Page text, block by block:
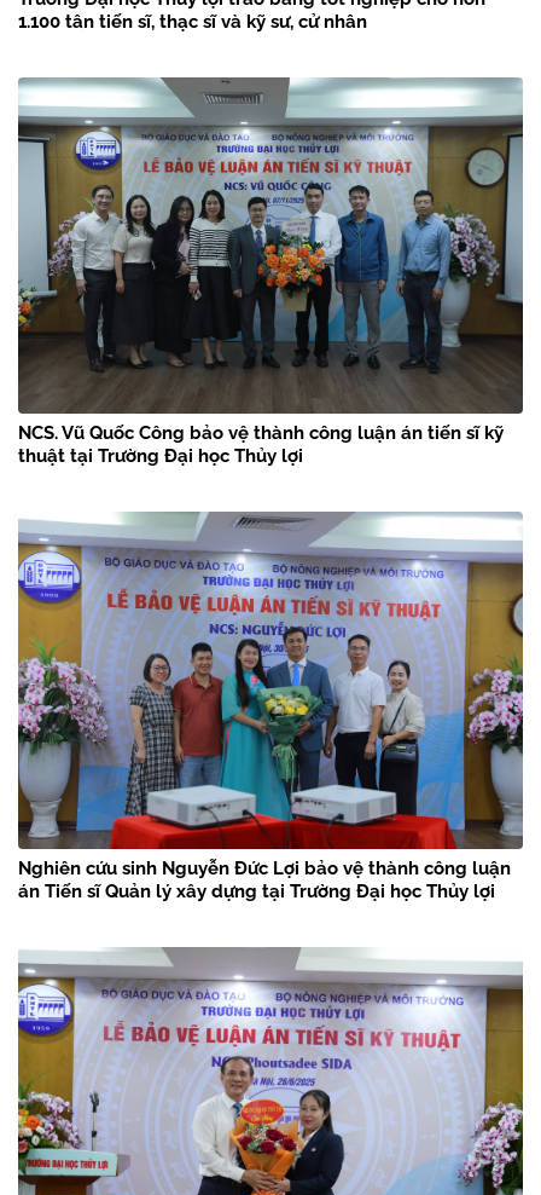
1.100 tân tiến sĩ, thạc sĩ và kỹ sư, cử nhân
NCS. Vũ Quốc Công bảo vệ thành công luận án tiến sĩ kỹ
thuật tại Trường Đại học Thủy lợi
Nghiên cứu sinh Nguyễn Đức Lợi bảo vệ thành công luận
án Tiến sĩ Quản lý xây dựng tại Trường Đại học Thủy lợi